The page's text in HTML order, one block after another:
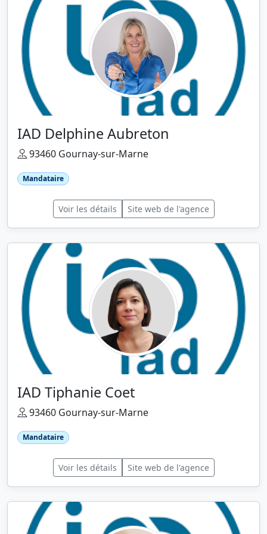
IAD Delphine Aubreton
93460 Gournay-sur-Marne
Mandataire
Voir les détails Site web de l'agence
IAD Tiphanie Coet
93460 Gournay-sur-Marne
Mandataire
Voir les détails Site web de l'agence